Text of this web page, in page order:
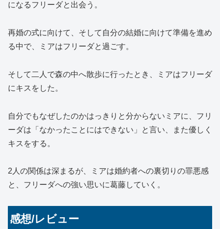
になるフリーダと出会う。
再婚の式に向けて、そして自分の結婚に向けて準備を進め
る中で、ミアはフリーダと過ごす。
そして二人で森の中へ散歩に行ったとき、ミアはフリーダ
にキスをした。
自分でもなぜしたのかはっきりと分からないミアに、フリ
ーダは「なかったことにはできない」と言い、また優しく
キスをする。
2人の関係は深まるが、ミアは婚約者への裏切りの罪悪感
と、フリーダへの強い思いに葛藤していく。
感想/レビュー